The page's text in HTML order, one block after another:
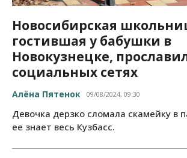
Новосибирская
гостившая у бабушки в
Новокузнецке,
социальных сетях
Алёна Пятенок 09/08/2024, 09:30
Девочка дерзко сломала скамейку в
ее знает весь Кузбасс.